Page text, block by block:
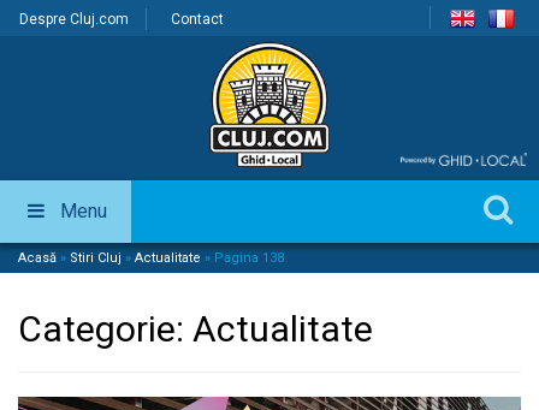
Despre Cluj.com Contact
Menu
Acasă » Stiri Cluj » Actualitate » Pagina 138
Categorie: Actualitate